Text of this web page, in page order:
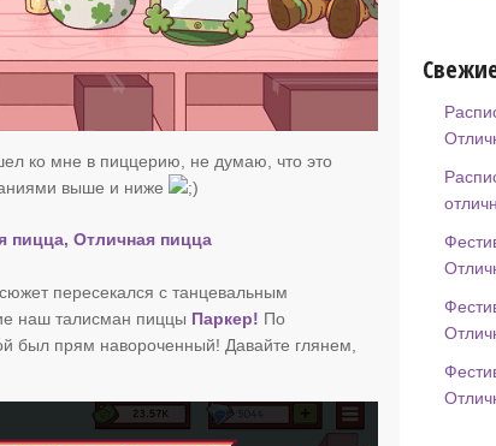
ко мне в пиццерию, не думаю, что это
выше и ниже
пицца, Отличная пицца
пересекался с танцевальным
наш талисман пиццы Паркер! По
был прям навороченный! Давайте глянем,